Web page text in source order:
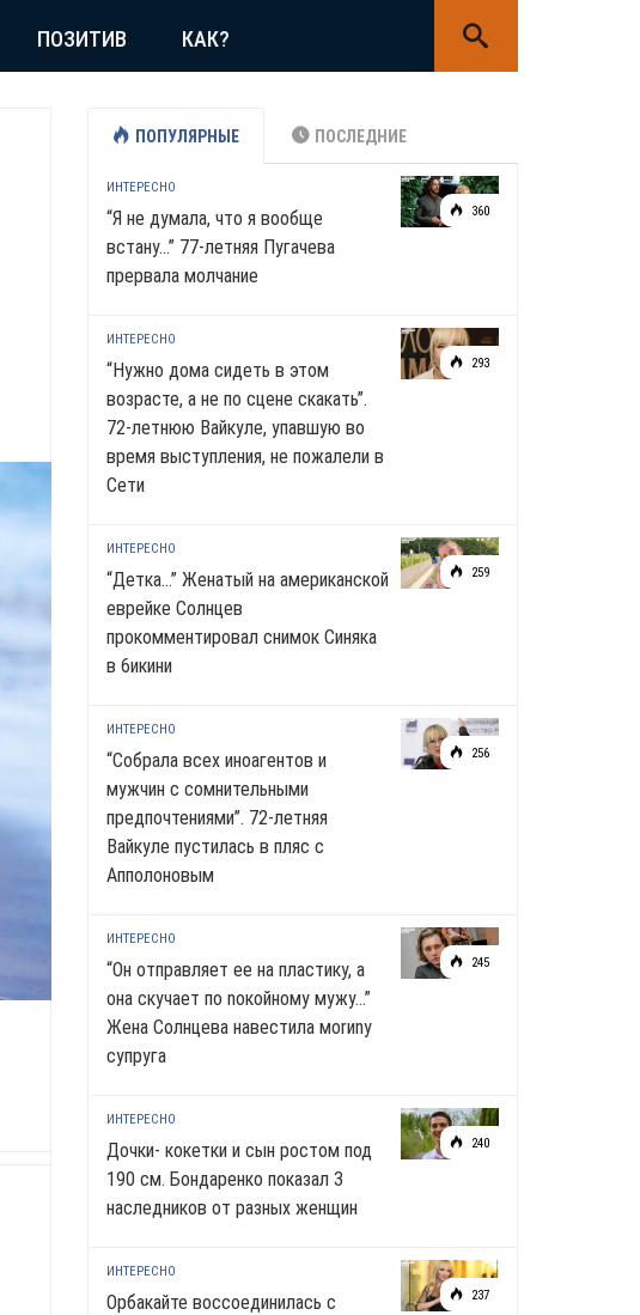
ПОЗИТИВ КАК?
ПОПУЛЯРНЫЕ ПОСЛЕДНИЕ
360
ИНТЕРЕСНО
“Я не думала, что я вообще
встану…” 77-летняя Пугачева
прервала молчание
293
ИНТЕРЕСНО
“Нужно дома сидеть в этом
возрасте, а не по сцене скакать”.
72-летнюю Вайкуле, упавшую во
время выступления, не пожалели в
Сети
259
ИНТЕРЕСНО
“Детка…” Женатый на американской
еврейке Солнцев
прокомментировал снимок Синяка
в 6икини
256
ИНТЕРЕСНО
“Собрала всех иноагентов и
мужчин с сомнительными
предпочтениями”. 72-летняя
Вайкуле пустилась в пляс с
Апполоновым
245
ИНТЕРЕСНО
“Он отправляет ее на пластику, а
она скучает по noкoйномy мужу…”
Жена Солнцева навестила моrиnу
супруга
240
ИНТЕРЕСНО
Дочки- кокетки и сын ростом под
190 см. Бондаренко показал 3
наследников от разных женщин
237
ИНТЕРЕСНО
Орбакайте воссоединилась с